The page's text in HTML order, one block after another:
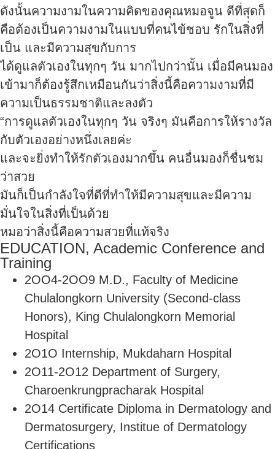
ดังนั้นความงามในความคิดของคุณหมอจูน ดีที่สุดก็
คือต้องเป็นความงามในแบบที่คนไข้ชอบ รักในสิ่งที่
เป็น และมีความสุขกับการ
ได้ดูแลตัวเองในทุกๆ วัน มากไปกว่านั้น เมื่อมีคนมอง
เข้ามาก็ต้องรู้สึกเหมือนกันว่าสิ่งนี้คือความงามที่มี
ความเป็นธรรมชาติและลงตัว
“การดูแลตัวเองในทุกๆ วัน จริงๆ มันคือการให้รางวัล
กับตัวเองอย่างหนึ่งเลยค่ะ
และจะยิ่งทำให้รักตัวเองมากขึ้น คนอื่นมองก็ชื่นชม
ว่าสวย
มันก็เป็นกำลังใจที่ดีที่ทำให้มีความสุขและมีความ
มั่นใจในสิ่งที่เป็นด้วย
หมอว่าสิ่งนี้คือความสวยที่แท้จริง
EDUCATION, Academic Conference and
Training
2OO4-2OO9 M.D., Faculty of Medicine
Chulalongkorn University (Second-class
Honors), King Chulalongkorn Memorial
Hospital
2O1O Internship, Mukdaharn Hospital
2O11-2O12 Department of Surgery,
Charoenkrungpracharak Hospital
2O14 Certificate Diploma in Dermatology and
Dermatosurgery, Institue of Dermatology
Certifications